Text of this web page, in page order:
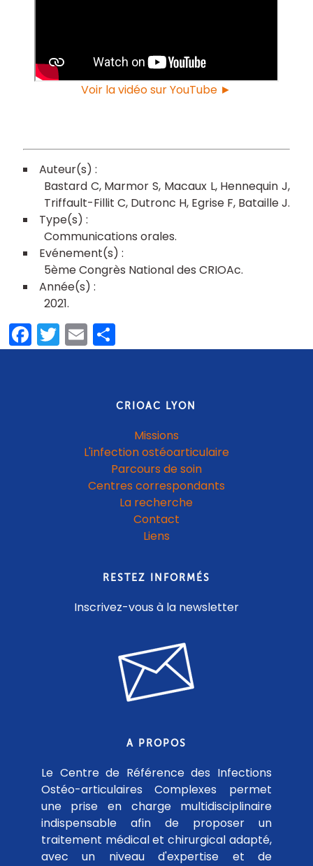
Voir la vidéo sur YouTube ►
Bastard C Marmor S Macaux L Hennequin J
Triffault-Fillit C Dutronc H Egrise F Bataille J
Communications orales
5ème Congrès National des CRIOAc
2021
Facebook
Twitter
EmailPartager
CRIOAC LYON
Missions
L'infection ostéoarticulaire
Parcours de soin
Centres correspondants
La recherche
Contact
Liens
RESTEZ INFORMÉS
Inscrivez-vous à la newsletter
A PROPOS
Le Centre de Référence des Infections
Ostéo-articulaires Complexes permet
une prise en charge multidisciplinaire
indispensable afin de proposer un
traitement médical et chirurgical adapté,
avec un niveau d'expertise et de